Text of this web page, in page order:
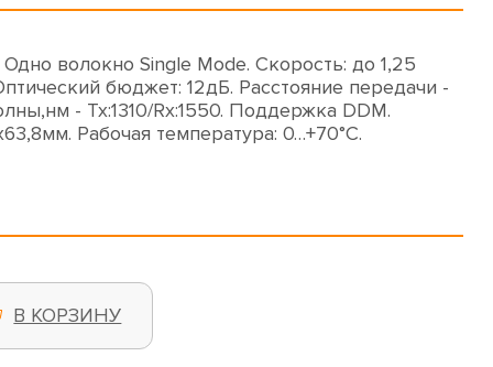
волокно Single Mode. Скорость: до 1,25
бюджет: 12дБ. Расстояние передачи -
- Tx:1310/Rx:1550. Поддержка DDM.
Рабочая температура: 0…+70°С.
В КОРЗИНУ